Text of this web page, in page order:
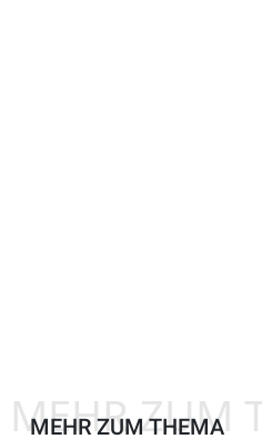
MEHR ZUM THEMA
MEHR ZUM